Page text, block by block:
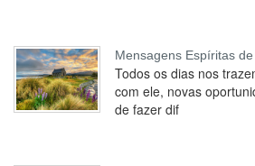
Mensagens Espíritas
Todos os dias nos
com ele, novas
de fazer dif